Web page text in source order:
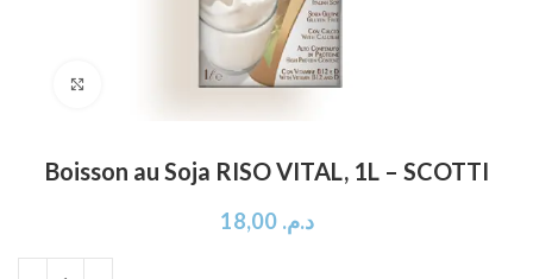
Click to enlarge
Boisson au Soja RISO VITAL, 1L – SCOTTI
د.م. 18,00